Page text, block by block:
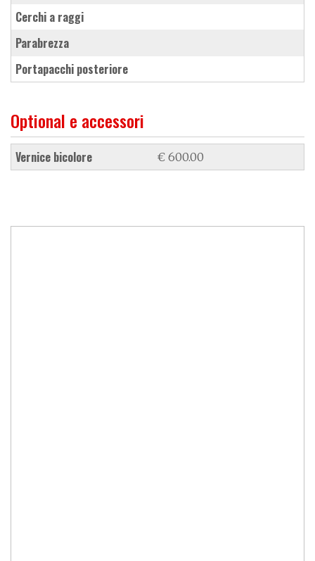
cerchi a raggi
parabrezza
portapacchi posteriore
Optional e accessori
vernice bicolore € 600.00